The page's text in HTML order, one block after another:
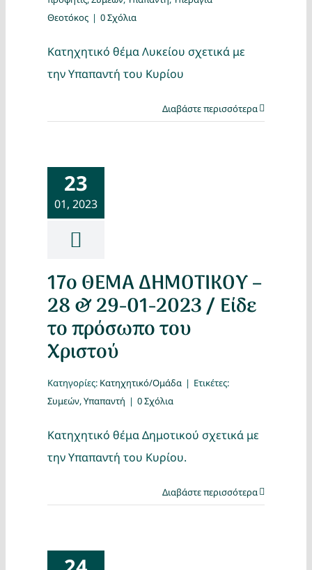
Θεοτόκος | 0 Σχόλια
Κατηχητικό θέμα Λυκείου σχετικά με
την Υπαπαντή του Κυρίου
Διαβάστε περισσότερα
23
01, 2023
17ο ΘΕΜΑ ΔΗΜΟΤΙΚΟΥ –
28 & 29-01-2023 / Είδε
το πρόσωπο του
Χριστού
Κατηγορίες: Κατηχητικό/Ομάδα | Ετικέτες:
Συμεών,Υπαπαντή | 0 Σχόλια
Κατηχητικό θέμα Δημοτικού σχετικά με
την Υπαπαντή του Κυρίου.
Διαβάστε περισσότερα